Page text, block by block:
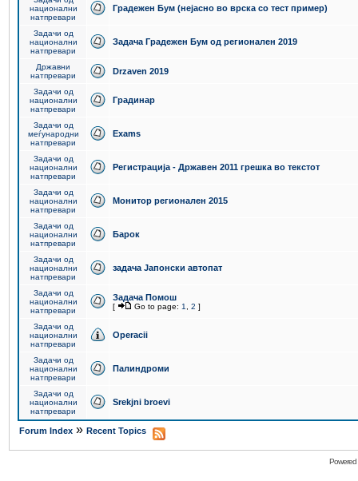
национални
натпревари
Градежен Бум (нејасно во врска со тест пример)
Задачи од
национални
натпревари
Задача Градежен Бум од регионален 2019
Државни
натпревари
Drzaven 2019
Задачи од
национални
натпревари
Градинар
Задачи од
меѓународни
натпревари
Exams
Задачи од
национални
натпревари
Регистрација - Државен 2011 грешка во текстот
Задачи од
национални
натпревари
Монитор регионален 2015
Задачи од
национални
натпревари
Барок
Задачи од
национални
натпревари
задача Јапонски автопат
Задачи од
национални
натпревари
Задача Помош
[ Go to page: 1 2 ]
Задачи од
национални
натпревари
Operacii
Задачи од
национални
натпревари
Палиндроми
Задачи од
национални
натпревари
Srekjni broevi
Forum Index » Recent Topics